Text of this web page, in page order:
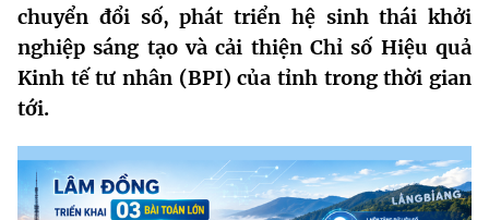
Lịch sử phát triển
Sở Khoa học và Công nghệ
Đổi mới sáng tạo
Bưu chính, Viễn thông
Sở hữu trí tuệ
Hệ thống văn bản
Văn bản QPPL
Lấy ý kiến người dân về dự thảo VBQPPL
MST IOFFICE
Khoa học và Công nghệ
Multimedia
chuyển đổi số, phát triển hệ sinh thái khởi
nghiệp sáng tạo và cải thiện Chỉ số Hiệu quả
Kinh tế tư nhân (BPI) của tỉnh trong thời gian
tới.